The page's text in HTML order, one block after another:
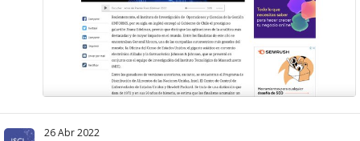
26 Abr 2022